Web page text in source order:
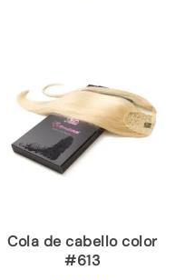
Cola de cabello color
#613